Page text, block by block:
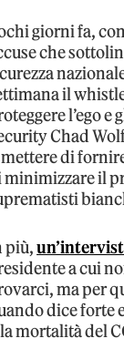
giorni fa,
che
il
l’ego
Chad
di
minimizzare il
più,
a cui
ma per
dice forte
mortalità del